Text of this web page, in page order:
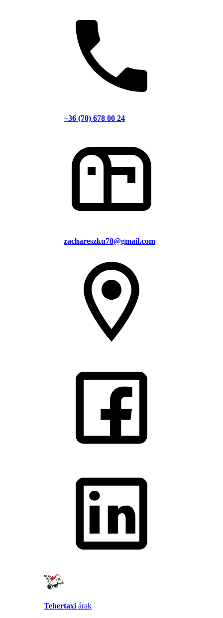
+36 (70) 678 00 24
zachareszku78@gmail.com
Tehertaxi árak